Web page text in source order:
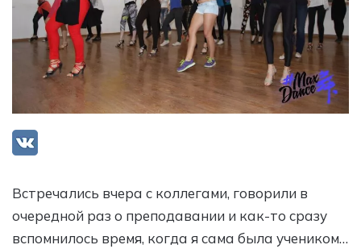
Встречались вчера с коллегами, говорили в
очередной раз о преподавании и как-то сразу
вспомнилось время, когда я сама была учеником…